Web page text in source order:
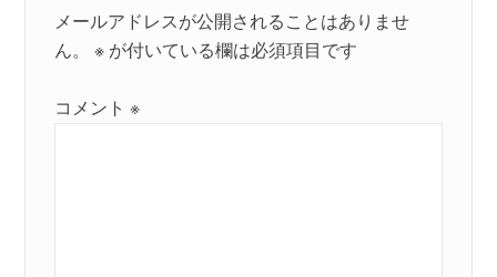
メールアドレスが公開されることはありませ
ん。
※ が付いている欄は必須項目です
コメント※